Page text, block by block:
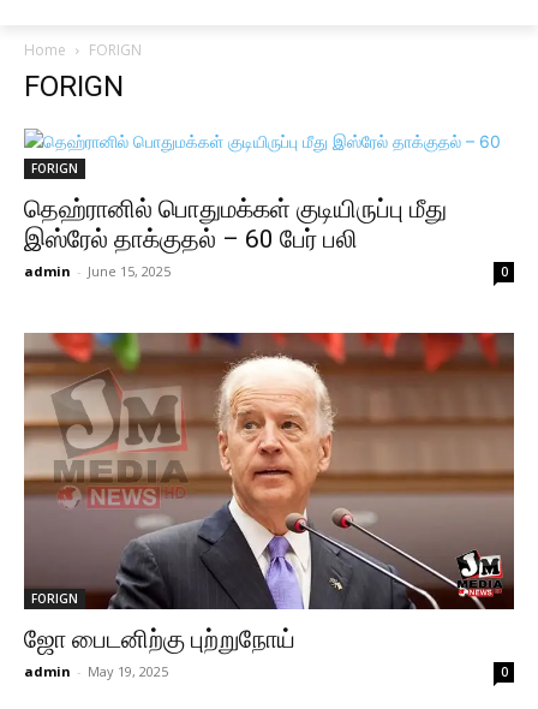
Home FORIGN
FORIGN
FORIGN
தெஹ்ரானில் பொதுமக்கள் குடியிருப்பு மீது
இஸ்ரேல் தாக்குதல் – 60 பேர் பலி
admin - June 15, 2025 0
FORIGN
ஜோ பைடனிற்கு புற்றுநோய்
admin - May 19, 2025 0